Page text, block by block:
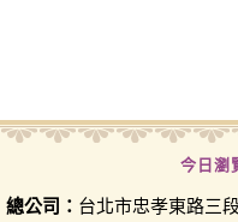
今日瀏
總公司： 台北市忠孝東路三